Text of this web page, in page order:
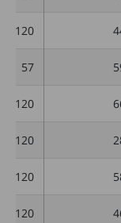
120
57
120
120
120
120